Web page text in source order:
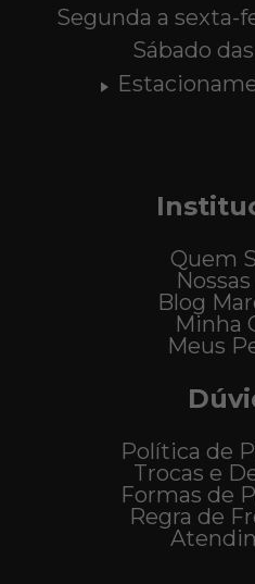
Segunda a sexta-
Sábado
Quem
Blog
Minha
Meus
Política de
Trocas e
Formas de
Regra de